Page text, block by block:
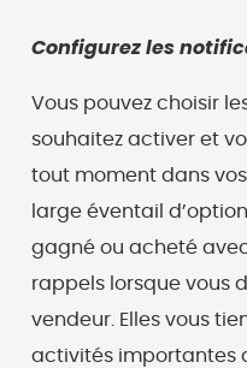
Configurez les
Vous pouvez choisir
souhaitez activer et
tout moment dans
large éventail
gagné ou acheté
rappels lorsque vous
vendeur. Elles vous
activités importantes